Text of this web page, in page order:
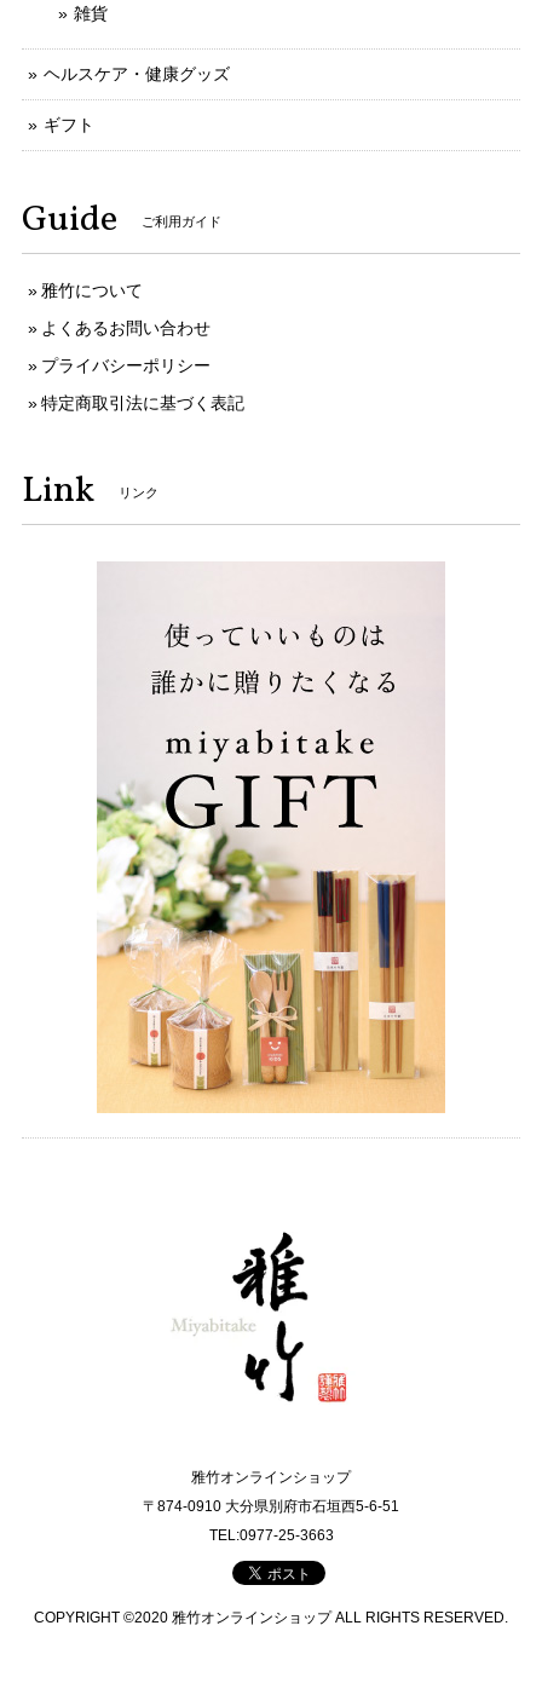
雑貨
ヘルスケア・健康グッズ
ギフト
Guide ご利用ガイド
雅竹について
よくあるお問い合わせ
プライバシーポリシー
特定商取引法に基づく表記
Link リンク
雅竹オンラインショップ
〒874-0910 大分県別府市石垣西5-6-51
TEL:0977-25-3663
COPYRIGHT ©2020 雅竹オンラインショップ ALL RIGHTS RESERVED.